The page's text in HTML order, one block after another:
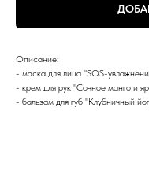
Описание:
- маска для лица "SOS-
- крем для рук "Сочное манго и
- бальзам для губ "Клубничный